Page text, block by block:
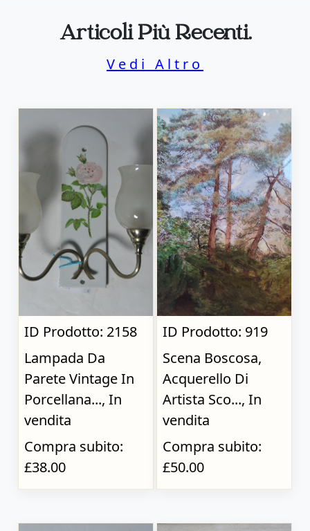
Articoli Più Recenti.
Vedi Altro
ID Prodotto: 2158
Lampada Da
Parete Vintage In
Porcellana..., In
vendita
Compra subito:
£38.00
ID Prodotto: 919
Scena Boscosa,
Acquerello Di
Artista Sco..., In
vendita
Compra subito:
£50.00